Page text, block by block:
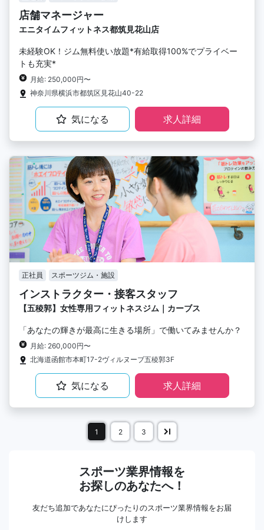
店舗マネージャー
エニタイムフィットネス都筑見花山店
未経験OK！ジム無料使い放題*有給取得100%でプライベー
トも充実*
月給: 250,000円〜
神奈川県横浜市都筑区見花山40-22
気になる 求人詳細
正社員 スポーツジム・施設
インストラクター・接客スタッフ
【五稜郭】女性専用フィットネスジム｜カーブス
「あなたの輝きが最高に生きる場所」で働いてみませんか？
月給: 260,000円〜
北海道函館市本町17-2ヴィルヌーブ五稜郭3F
気になる 求人詳細
1 2 3
スポーツ業界情報を
お探しのあなたへ！
友だち追加であなたにぴったりのスポーツ業界情報をお届
けします